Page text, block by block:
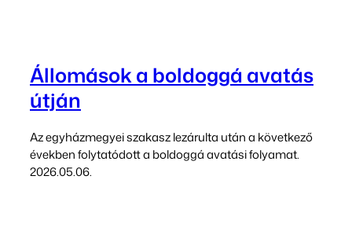
Állomások a boldoggá avatás
útján
Az egyházmegyei szakasz lezárulta után a következő
években folytatódott a boldoggá avatási folyamat.
2026.05.06.